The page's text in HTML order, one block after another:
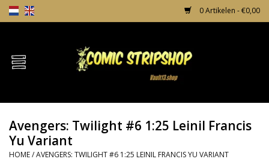
0 Artikelen - €0,00
Home
TPB's
Incentives
Avengers: Twilight #6 1:25 Leinil Francis
Yu Variant
HOME/AVENGERS: TWILIGHT #6 1:25 LEINIL FRANCIS YU VARIANT